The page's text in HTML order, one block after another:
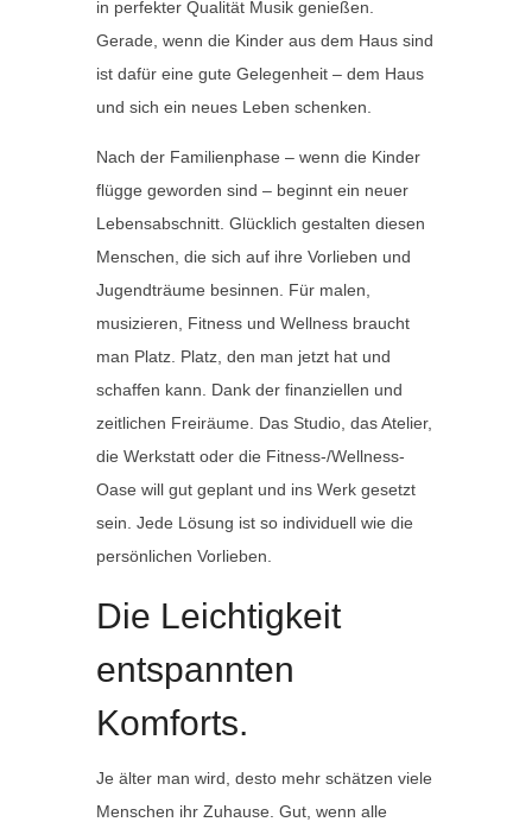
in perfekter Qualität Musik genießen.
Gerade, wenn die Kinder aus dem Haus sind
ist dafür eine gute Gelegenheit – dem Haus
und sich ein neues Leben schenken.
Nach der Familienphase – wenn die Kinder
flügge geworden sind – beginnt ein neuer
Lebensabschnitt. Glücklich gestalten diesen
Menschen, die sich auf ihre Vorlieben und
Jugendträume besinnen. Für malen,
musizieren, Fitness und Wellness braucht
man Platz. Platz, den man jetzt hat und
schaffen kann. Dank der finanziellen und
zeitlichen Freiräume. Das Studio, das Atelier,
die Werkstatt oder die Fitness-/Wellness-
Oase will gut geplant und ins Werk gesetzt
sein. Jede Lösung ist so individuell wie die
persönlichen Vorlieben.
Die Leichtigkeit
entspannten
Komforts.
Je älter man wird, desto mehr schätzen viele
Menschen ihr Zuhause. Gut, wenn alle